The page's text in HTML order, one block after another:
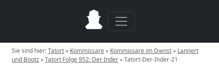
Sie sind hier:Tatort» Kommissare» Kommissare im Dienst» Lannert
und Bootz»Tatort Folge 952: Der Inder»Tatort-Der-Inder-21